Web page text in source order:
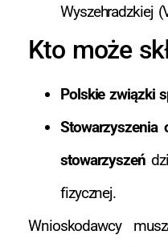
Wyszehradzkiej
Kto może
Polskie związki
Stowarzyszenia
stowarzyszeń
fizycznej.
Wnioskodawcy